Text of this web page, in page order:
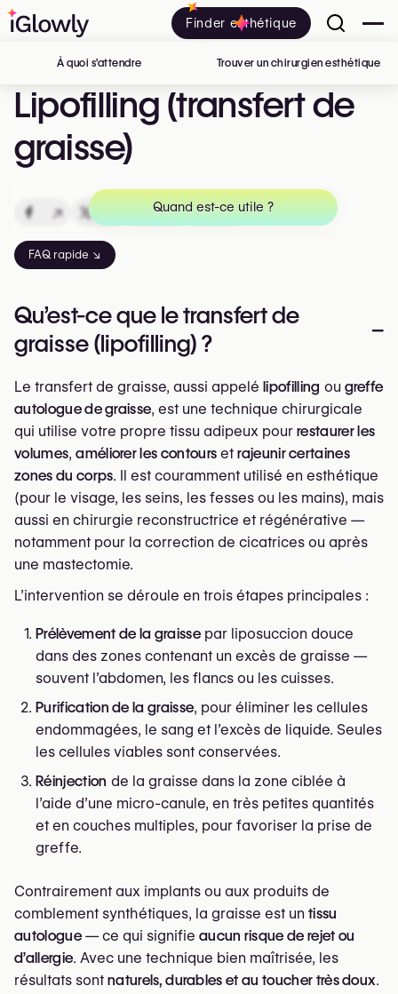
Finder esthétique
Lipofilling (transfert de
graisse)
À quoi s’attendre Trouver un chirurgien esthétique
FAQ rapide ↘
↗ ↗ ↗ ↗
Qu’est-ce que le transfert de
graisse (lipofilling) ?
–
Le transfert de graisse, aussi appelé lipofilling ou greffe
autologue de graisse, est une technique chirurgicale
qui utilise votre propre tissu adipeux pour restaurer les
volumes,améliorer les contours etrajeunir certaines
zones du corps. Il est couramment utilisé en esthétique
(pour le visage, les seins, les fesses ou les mains), mais
aussi en chirurgie reconstructrice et régénérative —
notamment pour la correction de cicatrices ou après
une mastectomie.
L’intervention se déroule en trois étapes principales :
Prélèvement de la graisse par liposuccion douce
dans des zones contenant un excès de graisse —
souvent l’abdomen, les flancs ou les cuisses.
Purification de la graisse, pour éliminer les cellules
endommagées, le sang et l’excès de liquide. Seules
les cellules viables sont conservées.
Réinjection de la graisse dans la zone ciblée à
l’aide d’une micro-canule, en très petites quantités
et en couches multiples, pour favoriser la prise de
greffe.
Contrairement aux implants ou aux produits de
comblement synthétiques, la graisse est un tissu
autologue— ce qui signifie aucun risque de rejet ou
d’allergie. Avec une technique bien maîtrisée, les
résultats sont naturels, durables et au toucher très doux.
Quand est-ce utile ?